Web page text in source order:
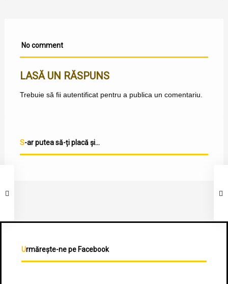
No comment
LASĂ UN RĂSPUNS
Trebuie să fii autentificatpentru a publica un comentariu.
S-ar putea să-ți placă și...
Urmărește-ne pe Facebook